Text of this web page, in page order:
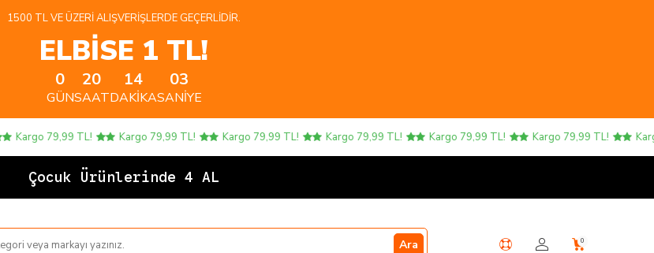
1500 TL VE ÜZERI ALIŞVERIŞLERDE GEÇERLIDIR.
ELBİSE 1 TL!
0
GÜN
20
SAAT
14
DAKIKA
03
SANIYE
Kargo 79,99 TL! Kargo 79,99 TL! Kargo 79,99 TL! Kargo 79,99 TL! Kargo 79,99 TL! Kargo 79,99 TL! Kargo
Çocuk Ürünlerinde 4 AL 3 ÖD
Ara 0